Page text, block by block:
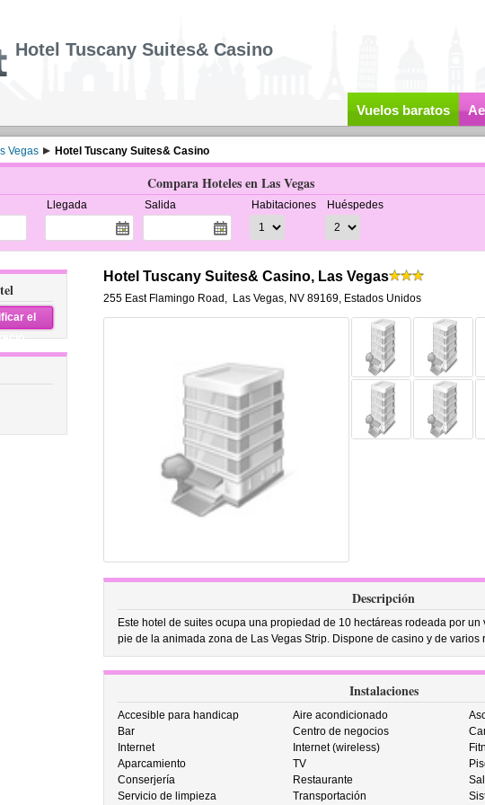
Hotel Tuscany Suites& Casino
Vuelos baratos
Vegas Hotel Tuscany Suites& Casino
Compara Hoteles en Las Vegas
Llegada Salida Habitaciones Huéspedes
el
Hotel Tuscany Suites& Casino, Las Vegas
255 East Flamingo Road , Las Vegas, NV 89169, Estados Unidos
Descripción
Este hotel de suites ocupa una propiedad de 10 hectáreas rodeada por
pie de la animada zona de Las Vegas Strip. Dispone de casino y de varios
Instalaciones
Accesible para handicap Aire acondicionado
Bar
Centro de negocios
Internet
Internet (wireless)
Aparcamiento
TV
Conserjería
Restaurante
Servicio de limpieza
Transportación